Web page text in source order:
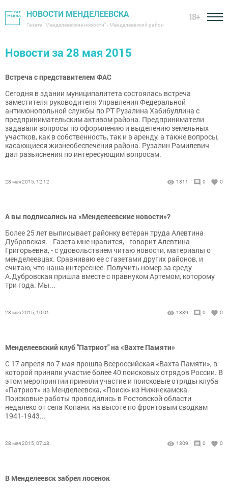
НОВОСТИ МЕНДЕЛЕЕВСКА
Газета "Менделеевские новости" - Менделеевский район
18+
Новости за 28 мая 2015
Встреча с представителем ФАС
Сегодня в здании муниципалитета состоялась встреча
заместителя руководителя Управления Федеральной
антимонопольной службы по РТ Рузалина Хабибуллина с
предпринимательским активом района. Предприниматели
задавали вопросы по оформлению и выделению земельных
участков, как в собственность, так и в аренду, а также вопросы,
касающиеся жизнеобеспечения района. Рузалин Рамилевич
дал разьяснения по интересующим вопросам.
28 мая 2015, 12:12 1311 0 0
А вы подписались на «Менделеевские новости»?
Более 25 лет выписывает районку ветеран труда Алевтина
Дубровская. - Газета мне нравится, - говорит Алевтина
Григорьевна, - с удовольствием читаю новости, материалы о
менделеевцах. Сравниваю ее с газетами других районов, и
считаю, что наша интереснее. Получить номер за среду
А.Дубровская пришла вместе с правнуком Артемом, которому
три года. Мы...
28 мая 2015, 10:01 1339 0 0
Менделеевский клуб "Патриот" на «Вахте Памяти»
С 17 апреля по 7 мая прошла Всероссийская «Вахта Памяти», в
которой приняли участие более 40 поисковых отрядов России. В
этом мероприятии приняли участие и поисковые отряды клуба
«Патриот» из Менделеевска, «Поиск» из Нижнекамска.
Поисковые работы проводились в Ростовской области
недалеко от села Копани, на высоте по фронтовым сводкам
1941-1943...
28 мая 2015, 07:43 1309 0 0
В Менделеевск забрел лосенок